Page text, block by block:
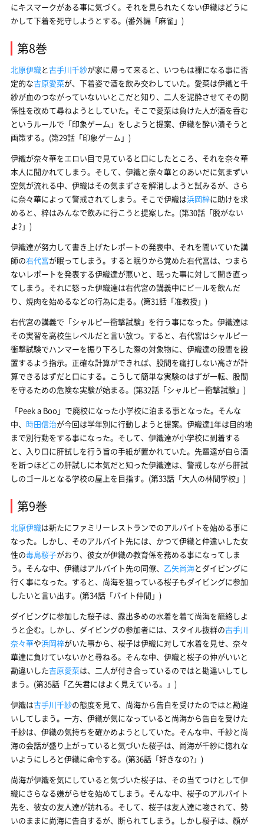
にキスマークがある事に気づく。それを見られたくない伊織はどうに
かして下着を死守しようとする。(番外編「麻雀」)
第8巻
北原伊織と古手川千紗が家に帰って来ると、いつもは裸になる事に否
定的な吉原愛菜が、下着姿で酒を飲み交わしていた。愛菜は伊織と千
紗が血のつながっていないいとこだと知り、二人を泥酔させてその関
係性を改めて尋ねようとしていた。そこで愛菜は負けた人が酒を呑む
というルールで「印象ゲーム」をしようと提案、伊織を酔い潰そうと
画策する。(第29話「印象ゲーム」)
伊織が奈々華をエロい目で見ていると口にしたところ、それを奈々華
本人に聞かれてしまう。そして、伊織と奈々華とのあいだに気まずい
空気が流れる中、伊織はその気まずさを解消しようと試みるが、さら
に奈々華によって警戒されてしまう。そこで伊織は浜岡梓に助けを求
めると、梓はみんなで飲みに行こうと提案した。(第30話「脱がない
よ?」)
伊織達が努力して書き上げたレポートの発表中、それを聞いていた講
師の右代宮が眠ってしまう。すると眠りから覚めた右代宮は、つまら
ないレポートを発表する伊織達が悪いと、眠った事に対して開き直っ
てしまう。それに怒った伊織達は右代宮の講義中にビールを飲んだ
り、焼肉を始めるなどの行為に走る。(第31話「准教授」)
右代宮の講義で「シャルピー衝撃試験」を行う事になった。伊織達は
その実習を高校生レベルだと言い放つ。すると、右代宮はシャルピー
衝撃試験でハンマーを振り下ろした際の対象物に、伊織達の股間を設
置するよう指示。正確な計算ができれば、股間を痛打しない高さが計
算できるはずだと口にする。こうして簡単な実験のはずが一転、股間
を守るための危険な実験が始まる。(第32話「シャルピー衝撃試験」)
「Peek a Boo」で廃校になった小学校に泊まる事となった。そんな
中、 時田信治が今回は学年別に行動しようと提案。伊織達1年は目的地
まで別行動をする事になった。そして、伊織達が小学校に到着する
と、入り口に肝試しを行う旨の手紙が置かれていた。先輩達が自ら酒
を断つほどこの肝試しに本気だと知った伊織達は、警戒しながら肝試
しのゴールとなる学校の屋上を目指す。(第33話「大人の林間学校」)
第9巻
北原伊織は新たにファミリーレストランでのアルバイトを始める事に
なった。しかし、そのアルバイト先には、かつて伊織と仲違いした女
性の毒島桜子がおり、彼女が伊織の教育係を務める事になってしま
う。そんな中、伊織はアルバイト先の同僚、 乙矢尚海とダイビングに
行く事になった。すると、尚海を狙っている桜子もダイビングに参加
したいと言い出す。(第34話「バイト仲間」)
ダイビングに参加した桜子は、露出多めの水着を着て尚海を籠絡しよ
うと企む。しかし、ダイビングの参加者には、スタイル抜群の古手川
奈々華や浜岡梓がいた事から、桜子は伊織に対して水着を見せ、奈々
華達に負けていないかと尋ねる。そんな中、伊織と桜子の仲がいいと
勘違いした吉原愛菜は、二人が付き合っているのではと勘違いしてし
まう。(第35話「乙矢君にはよく見えている。」)
伊織は古手川千紗の態度を見て、尚海から告白を受けたのではと勘違
いしてしまう。一方、伊織が気になっていると尚海から告白を受けた
千紗は、伊織の気持ちを確かめようとしていた。そんな中、千紗と尚
海の会話が盛り上がっていると気づいた桜子は、尚海が千紗に惚れな
いようにしろと伊織に命令する。(第36話「好きなの?」)
尚海が伊織を気にしていると気づいた桜子は、その当てつけとして伊
織にさらなる嫌がらせを始めてしまう。そんな中、桜子のアルバイト
先を、彼女の友人達が訪れる。そして、桜子は友人達に唆されて、勢
いのままに尚海に告白するが、断られてしまう。しかし桜子は、顔が